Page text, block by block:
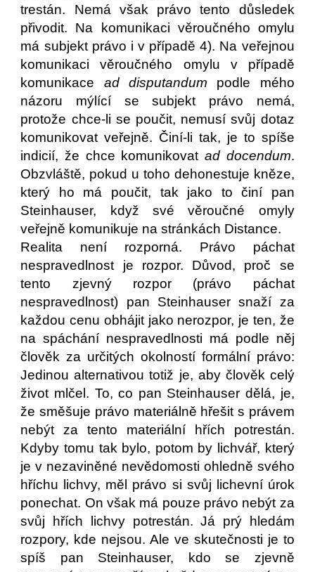
trestán. Nemá však právo tento důsledek
přivodit. Na komunikaci věroučného omylu
má subjekt právo i v případě 4). Na veřejnou
komunikaci věroučného omylu v případě
komunikace ad disputandum podle mého
názoru mýlící se subjekt právo nemá,
protože chce-li se poučit, nemusí svůj dotaz
komunikovat veřejně. Činí-li tak, je to spíše
indicií, že chce komunikovat ad docendum.
Obzvláště, pokud u toho dehonestuje kněze,
který ho má poučit, tak jako to činí pan
Steinhauser, když své věroučné omyly
veřejně komunikuje na stránkách Distance.
Realita není rozporná. Právo páchat
nespravedlnost je rozpor. Důvod, proč se
tento zjevný rozpor (právo páchat
nespravedlnost) pan Steinhauser snaží za
každou cenu obhájit jako nerozpor, je ten, že
na spáchání nespravedlnosti má podle něj
člověk za určitých okolností formální právo:
Jedinou alternativou totiž je, aby člověk celý
život mlčel. To, co pan Steinhauser dělá, je,
že směšuje právo materiálně hřešit s právem
nebýt za tento materiální hřích potrestán.
Kdyby tomu tak bylo, potom by lichvář, který
je v nezaviněné nevědomosti ohledně svého
hříchu lichvy, měl právo si svůj lichevní úrok
ponechat. On však má pouze právo nebýt za
svůj hřích lichvy potrestán. Já prý hledám
rozpory, kde nejsou. Ale ve skutečnosti je to
spíš pan Steinhauser, kdo se zjevně